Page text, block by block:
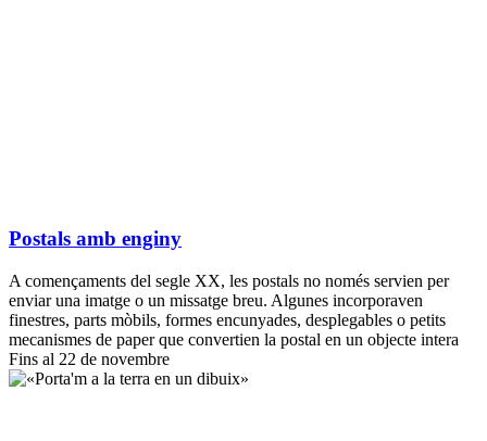
Postals amb enginy
A començaments del segle XX, les postals no només servien per
enviar una imatge o un missatge breu. Algunes incorporaven
finestres, parts mòbils, formes encunyades, desplegables o petits
mecanismes de paper que convertien la postal en un objecte intera
Fins al 22 de novembre